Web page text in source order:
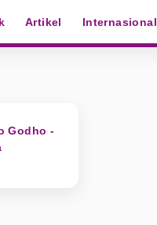
Artikel Internasional
Godho -